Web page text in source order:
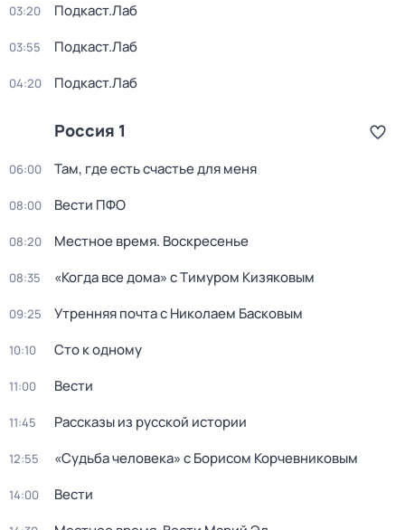
03:20 Подкаст.Лаб
03:55 Подкаст.Лаб
04:20 Подкаст.Лаб
Россия 1
06:00 Там, где есть счастье для меня
08:00 Вести ПФО
08:20 Местное время. Воскресенье
08:35 «Когда все дома» с Тимуром Кизяковым
09:25 Утренняя почта с Николаем Басковым
10:10 Сто к одному
11:00 Вести
11:45 Рассказы из русской истории
12:55 «Судьба человека» с Борисом Корчевниковым
14:00 Вести